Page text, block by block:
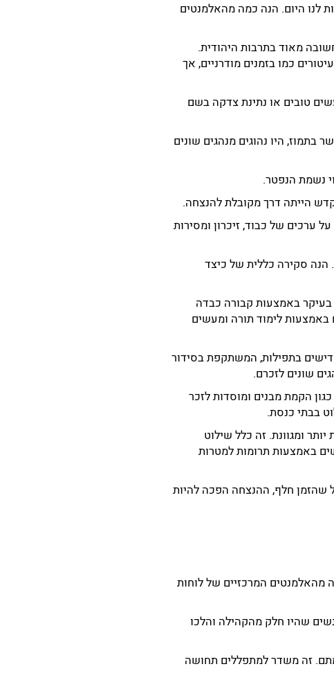
לנו היום. הנה כמה מהאלמנטים
מאוד בתרבות היהודית.
כמו בזמנים מודרניים, אך
טובים או נתינת צדקה בשם
בתמוז, היו נהוגים מנהגים שונים
נשמת הנפטר.
הייתה דרך מקובלת להנצחה.
של כבוד, זיכרון ומסירות
הנה סקירה כללית של כיצד
בעיקר באמצעות קבורה כבדה
באמצעות לימוד תורה ומעשים
וקדישים בתפילות, המשתקפת בסידור
שונים לזכרם.
כגון הקמת מבנים ומוסדות לזכר
בבתי כנסת.
יותר ומגוונת. זה כלל שילוט
באמצעות תרומות למטרות
שהזמן חלף, ההנצחה הפכה להיות
מהאלמנטים המרכזיים של לוחות
שהיו חלק מהקהילה והלכו
זה משדר למתפללים תחושה